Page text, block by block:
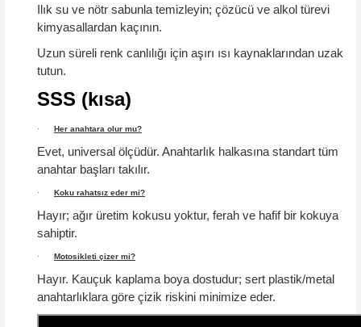
Ilık su ve nötr sabunla temizleyin; çözücü ve alkol türevi
kimyasallardan kaçının.
Uzun süreli renk canlılığı için aşırı ısı kaynaklarından uzak
tutun.
SSS (kısa)
· Her anahtara olur mu?
Evet, universal ölçüdür. Anahtarlık halkasına standart tüm
anahtar başları takılır.
· Koku rahatsız eder mi?
Hayır; ağır üretim kokusu yoktur, ferah ve hafifbir kokuya
sahiptir.
· Motosikleti çizer mi?
Hayır. Kauçuk kaplama boya dostudur; sert plastik/metal
anahtarlıklara göre çizik riskini minimize eder.